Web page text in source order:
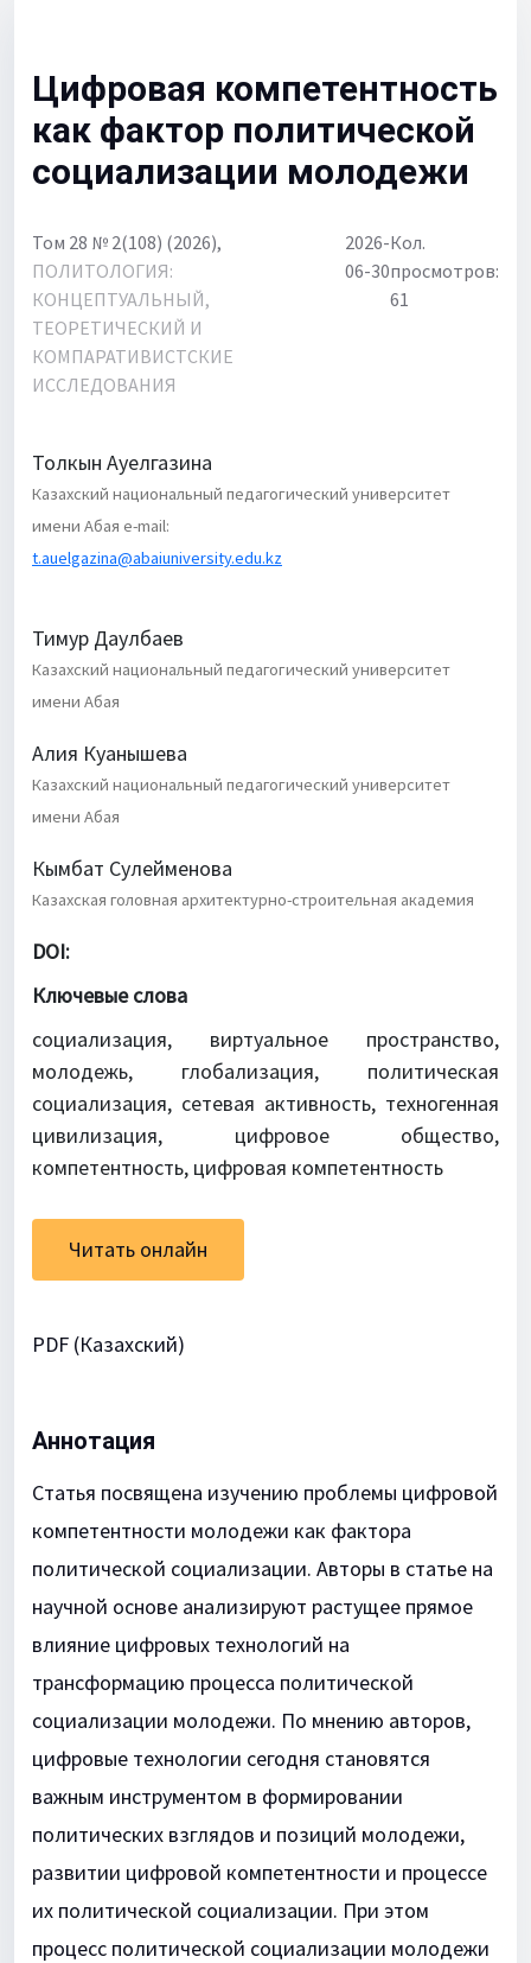
Объявления
Цифровая компетентность
как фактор политической
социализации молодежи
Том 28 № 2(108) (2026),
ПОЛИТОЛОГИЯ:
КОНЦЕПТУАЛЬНЫЙ,
ТЕОРЕТИЧЕСКИЙ И
КОМПАРАТИВИСТСКИЕ
ИССЛЕДОВАНИЯ
2026-
06-30
Кол.
просмотров:
61
Толкын Ауелгазина
Казахский национальный педагогический университет
имени Абая e-mail:
t.auelgazina@abaiuniversity.edu.kz
Тимур Даулбаев
Казахский национальный педагогический университет
имени Абая
Алия Куанышева
Казахский национальный педагогический университет
имени Абая
Кымбат Сулейменова
Казахская головная архитектурно-строительная академия
DOI:
Ключевые слова
социализация, виртуальное пространство,
молодежь, глобализация, политическая
социализация, сетевая активность, техногенная
цивилизация, цифровое общество,
компетентность, цифровая компетентность
Читать онлайн
PDF (Казахский)
Аннотация
Статья посвящена изучению проблемы цифровой
компетентности молодежи как фактора
политической социализации. Авторы в статье на
научной основе анализируют растущее прямое
влияние цифровых технологий на
трансформацию процесса политической
социализации молодежи. По мнению авторов,
цифровые технологии сегодня становятся
важным инструментом в формировании
политических взглядов и позиций молодежи,
развитии цифровой компетентности и процессе
их политической социализации. При этом
процесс политической социализации молодежи